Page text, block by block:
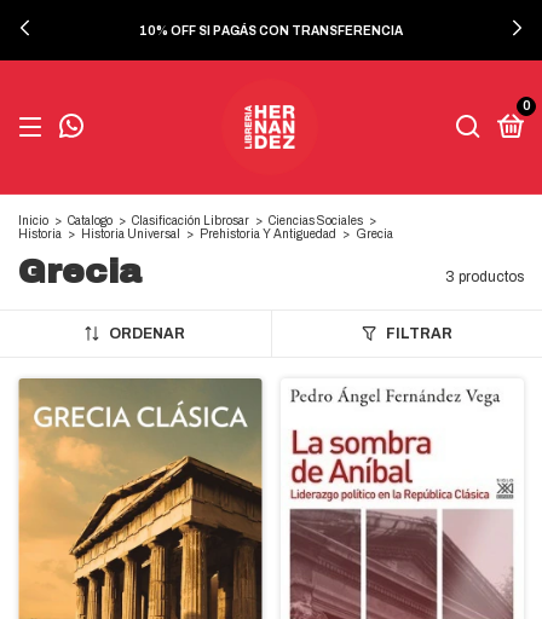
10% OFF SI PAGÁS CON TRANSFERENCIA
0
Inicio > Catalogo > Clasificación Librosar > Ciencias Sociales >
Historia
> Historia Universal > Prehistoria Y Antiguedad > Grecia
Grecia 3 productos
ORDENAR FILTRAR